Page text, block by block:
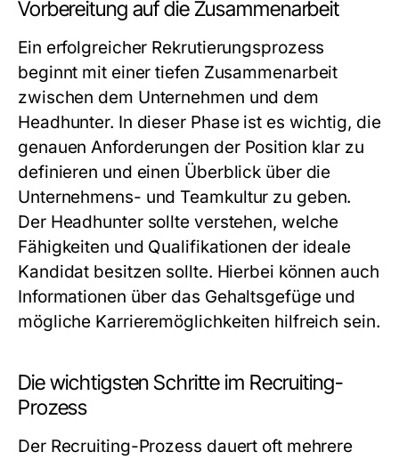
Vorbereitung auf die Zusammenarbeit
Ein erfolgreicher Rekrutierungsprozess
beginnt mit einer tiefen Zusammenarbeit
zwischen dem Unternehmen und dem
Headhunter. In dieser Phase ist es wichtig, die
genauen Anforderungen der Position klar zu
definieren und einen Überblick über die
Unternehmens- und Teamkultur zu geben.
Der Headhunter sollte verstehen, welche
Fähigkeiten und Qualifikationen der ideale
Kandidat besitzen sollte. Hierbei können auch
Informationen über das Gehaltsgefüge und
mögliche Karrieremöglichkeiten hilfreich sein.
Die wichtigsten Schritte im Recruiting-
Prozess
Der Recruiting-Prozess dauert oft mehrere